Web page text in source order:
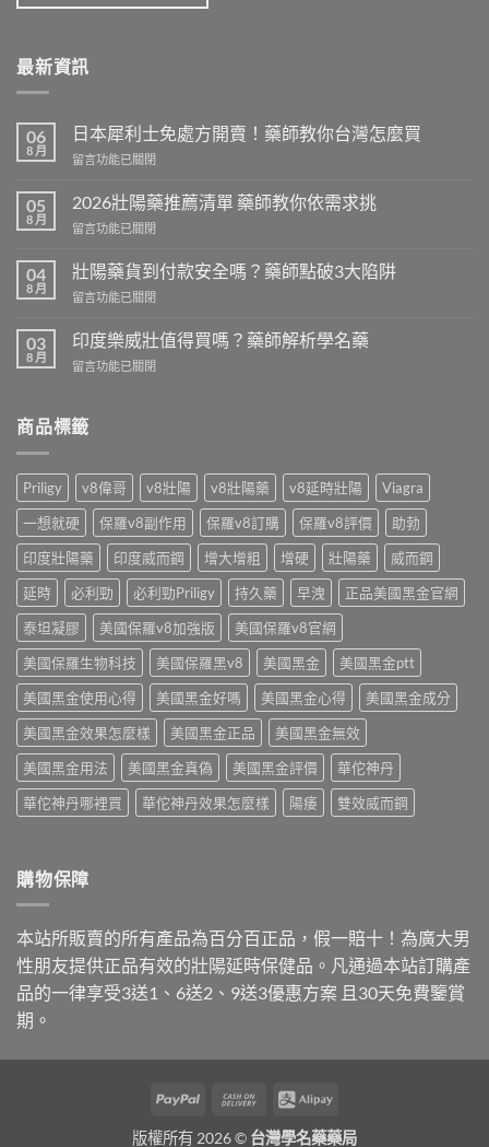
最新資訊
06
8 月
日本犀利士免處方開賣！藥師教你台灣怎麼買
在
本
利
免
處
方
賣！
藥
你
台
怎
買〉
中
留言功能已關閉
05
8 月
2026壯陽藥推薦清單 藥師教你依需求挑
在
壯
陽
藥
薦
清
單
教
需
求
挑〉
中
留言功能已關閉
04
8 月
壯陽藥貨到付款安全嗎？藥師點破3大陷阱
在
陽
藥
貨
款
嗎？
藥
師
點
破
3
大
陷
阱〉
中
留言功能已關閉
03
8 月
印度樂威壯值得買嗎？藥師解析學名藥
在
樂
威
值
買
嗎？
藥
師
解
析
學
名
藥〉
中
留言功能已關閉
商品標籤
Priligy v8偉哥 v8壯陽 v8壯陽藥 v8延時壯陽
Viagra
一想就硬
保羅v8副作用 保羅v8訂購 保羅v8評價
助勃
印度壯陽藥
印度威而鋼 增大增粗 增硬 壯陽藥
威而鋼
延時
必利勁 必利勁Priligy 持久藥 早洩
正品美國黑金官網
泰坦凝膠
美國保羅v8加強版
美國保羅v8官網
美國保羅生物科技
美國保羅黑v8 美國黑金
美國黑金ptt
美國黑金使用心得
美國黑金好嗎 美國黑金心得
美國黑金成分
美國黑金效果怎麼樣
美國黑金正品
美國黑金無效
美國黑金用法
美國黑金真偽 美國黑金評價
華佗神丹
華佗神丹哪裡買
華佗神丹效果怎麼樣 陽痿 雙效威而鋼
購物保障
本站所販賣的所有產品為百分百正品，假一賠十！為廣大男
性朋友提供正品有效的壯陽延時保健品。凡通過本站訂購產
品的一律享受3送1、6送2、9送3優惠方案 且30天免費鑒賞
期。
PayPal
Cash
Alipay
版權所有 2026 © 台灣學名藥藥局